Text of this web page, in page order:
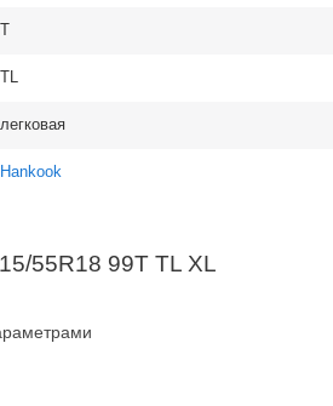
T
TL
легковая
Hankook
55R18 99T TL XL